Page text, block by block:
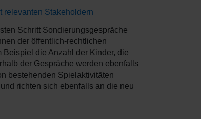
relevanten Stakeholdern
Schritt Sondierungsgespräche
der öffentlich-rechtlichen
die Anzahl der Kinder, die
der Gespräche werden ebenfalls
bestehenden Spielaktivitäten
richten sich ebenfalls an die neu